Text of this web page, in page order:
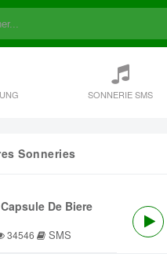
SONNERIE SMS
Sonneries
De Biere
34546 SMS